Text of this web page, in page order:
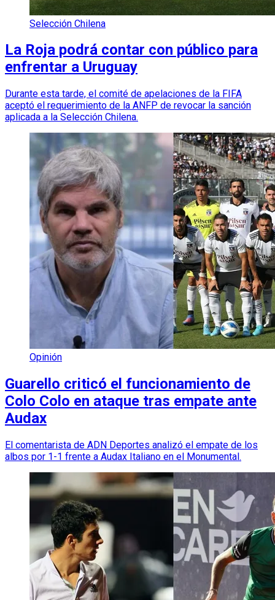
Selección Chilena
La Roja podrá contar con público para
enfrentar a Uruguay
Durante esta tarde, el comité de apelaciones de la FIFA
aceptó el requerimiento de la ANFP de revocar la sanción
aplicada a la Selección Chilena.
Opinión
Guarello criticó el funcionamiento de
Colo Colo en ataque tras empate ante
Audax
El comentarista de ADN Deportes analizó el empate de los
albos por 1-1 frente a Audax Italiano en el Monumental.